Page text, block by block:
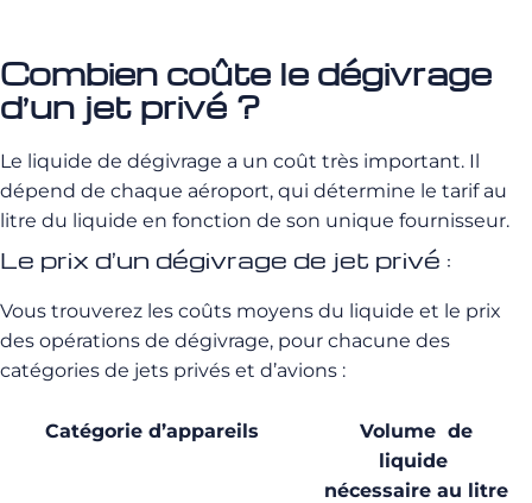
Combien coûte le dégivrage
d’un jet privé ?
Le liquide de dégivrage a un coût très important. Il
dépend de chaque aéroport, qui détermine le tarif au
litre du liquide en fonction de son unique fournisseur.
Le prix d’un dégivrage de jet privé :
Vous trouverez les coûts moyens du liquide et le prix
des opérations de dégivrage, pour chacune des
catégories de jets privés et d’avions :
Catégorie d’appareils
Volume de
liquide
nécessaire au litre